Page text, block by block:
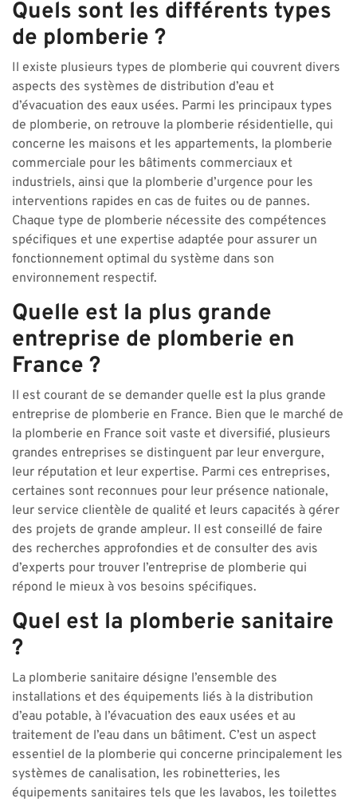
Quels sont les différents types
de plomberie ?
Il existe plusieurs types de plomberie qui couvrent divers
aspects des systèmes de distribution d’eau et
d’évacuation des eaux usées. Parmi les principaux types
de plomberie, on retrouve la plomberie résidentielle, qui
concerne les maisons et les appartements, la plomberie
commerciale pour les bâtiments commerciaux et
industriels, ainsi que la plomberie d’urgence pour les
interventions rapides en cas de fuites ou de pannes.
Chaque type de plomberie nécessite des compétences
spécifiques et une expertise adaptée pour assurer un
fonctionnement optimal du système dans son
environnement respectif.
Quelle est la plus grande
entreprise de plomberie en
France ?
Il est courant de se demander quelle est la plus grande
entreprise de plomberie en France. Bien que le marché de
la plomberie en France soit vaste et diversifié, plusieurs
grandes entreprises se distinguent par leur envergure,
leur réputation et leur expertise. Parmi ces entreprises,
certaines sont reconnues pour leur présence nationale,
leur service clientèle de qualité et leurs capacités à gérer
des projets de grande ampleur. Il est conseillé de faire
des recherches approfondies et de consulter des avis
d’experts pour trouver l’entreprise de plomberie qui
répond le mieux à vos besoins spécifiques.
Quel est la plomberie sanitaire
?
La plomberie sanitaire désigne l’ensemble des
installations et des équipements liés à la distribution
d’eau potable, à l’évacuation des eaux usées et au
traitement de l’eau dans un bâtiment. C’est un aspect
essentiel de la plomberie qui concerne principalement les
systèmes de canalisation, les robinetteries, les
équipements sanitaires tels que les lavabos, les toilettes